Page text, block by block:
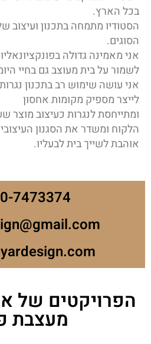
בכל הארץ.
הסטודיו מתמחה בתכנון ועיצוב
הסוגים.
אני מאמינה גדולה
לשמור על בית מעוצב גם בחיי
אני עושה שימוש רב בתכנון
לייצר מספיק מקומות אחסון
ומתייחסת לנגרות כעיצוב מוצר
הלקוח ומשדר את הסגנון
אוהבת לשייך בית לבעליו.
7473374
הפרויקטים של
מעצבת